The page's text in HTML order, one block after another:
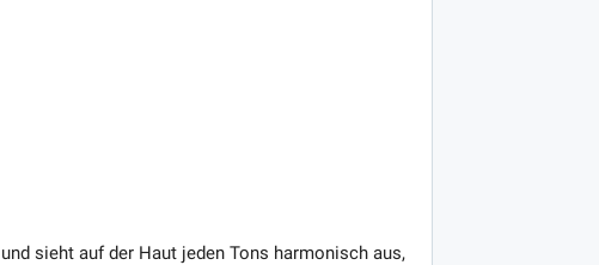
sieht auf der Haut jeden Tons harmonisch aus,